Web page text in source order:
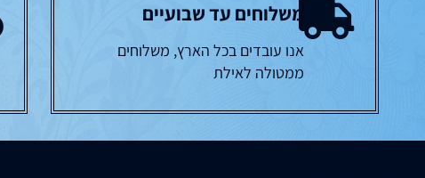
משלוחים עד שבועיים
אנו עובדים בכל הארץ, משלוחים
ממטולה לאילת